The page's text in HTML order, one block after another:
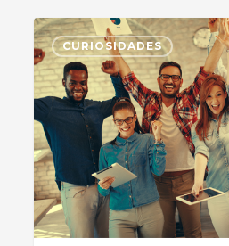
CURIOSIDADES 3